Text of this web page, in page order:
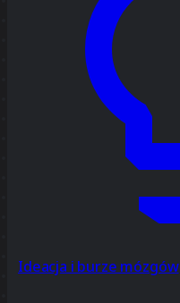
Ideacja i burze mózgów